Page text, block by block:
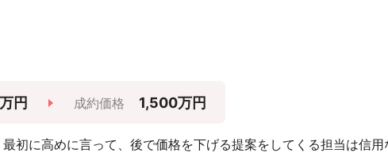
円 成約価格 1,500万円
初に高めに言って、後で価格を下げる提案をしてくる担当は信